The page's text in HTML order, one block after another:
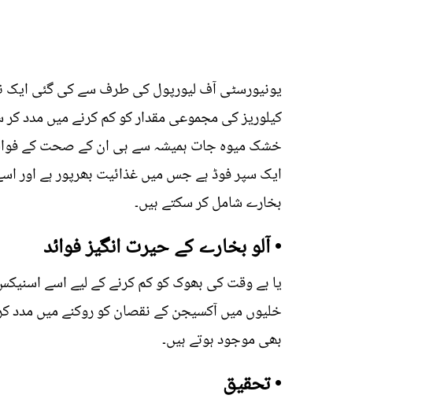
یونیورسٹی آف لیورپول کی طرف سے کی گئی ایک
کیلوریز کی مجموعی مقدار کو کم کرنے میں مدد کر
خشک میوہ جات ہمیشہ سے ہی ان کے صحت کے
ایک سپر فوڈ ہے جس میں غذائیت بھرپور ہے اور
بخارے شامل کر سکتے ہیں۔
• آلو بخارے کے حیرت انگیز فوائد
یا بے وقت کی بھوک کو کم کرنے کے لیے اسے
بھی موجود ہوتے ہیں۔
• تحقیق